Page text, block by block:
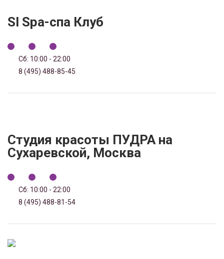
Sl Spa-спа Клуб
Сб: 10:00 - 22:00
8 (495) 488-85-45
Студия красоты ПУДРА на
Сухаревской, Москва
Сб: 10:00 - 22:00
8 (495) 488-81-54